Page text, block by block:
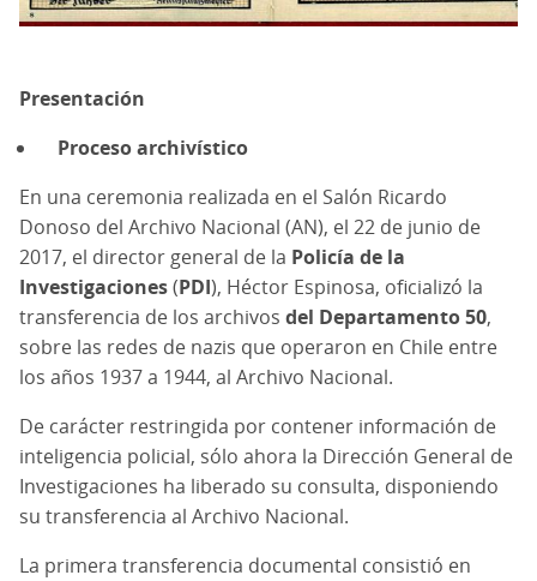
Presentación
Proceso archivístico
En una ceremonia realizada en el Salón Ricardo
Donoso del Archivo Nacional (AN), el 22 de junio de
2017, el director general de la Policía de la
Investigaciones(PDI), Héctor Espinosa, oficializó la
transferencia de los archivos del Departamento 50,
sobre las redes de nazis que operaron en Chile entre
los años 1937 a 1944, al Archivo Nacional.
De carácter restringida por contener información de
inteligencia policial, sólo ahora la Dirección General de
Investigaciones ha liberado su consulta, disponiendo
su transferencia al Archivo Nacional.
La primera transferencia documental consistió en